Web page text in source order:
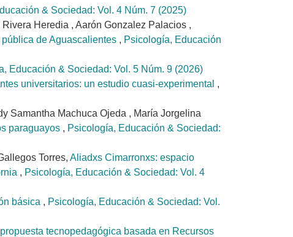
& Sociedad: Vol. 4 Núm. 7 (2025)
Heredia , Aarón Gonzalez Palacios ,
de Aguascalientes , Psicología, Educación
Educación & Sociedad: Vol. 5 Núm. 9 (2026)
universitarios: un estudio cuasi-experimental ,
Samantha Machuca Ojeda , María Jorgelina
paraguayos , Psicología, Educación & Sociedad:
Torres, Aliadxs Cimarronxs: espacio
, Psicología, Educación & Sociedad: Vol. 4
básica , Psicología, Educación & Sociedad: Vol.
tecnopedagógica basada en Recursos